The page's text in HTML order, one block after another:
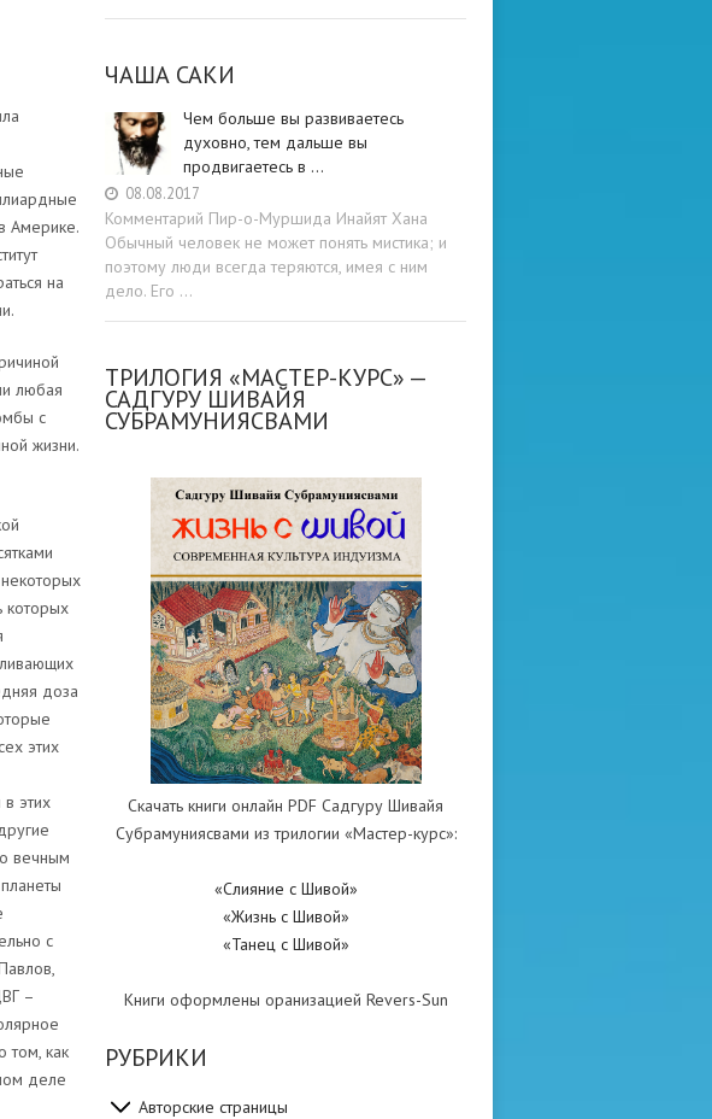
Америке.
на
любая
с
жизни.
которых
доза
этих
этих
вечным
с
–
том, как
деле
ЧАША САКИ
Чем больше вы развиваетесь
духовно, тем дальше вы
продвигаетесь в …
08.08.2017
Комментарий Пир-о-Муршида Инайят Хана
Обычный человек не может понять мистика; и
поэтому люди всегда теряются, имея с ним
дело. Его …
ТРИЛОГИЯ «МАСТЕР-КУРС» —
САДГУРУ ШИВАЙЯ
СУБРАМУНИЯСВАМИ
Скачать книги онлайн PDF Садгуру Шивайя
Субрамуниясвами из трилогии «Мастер-курс»:
«Слияние с Шивой»
«Жизнь с Шивой»
«Танец с Шивой»
Книги оформлены оранизацией Revers-Sun
РУБРИКИ
Авторские страницы